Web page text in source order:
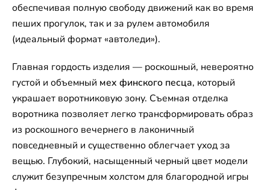
обеспечивая полную свободу движений как во время
пеших прогулок, так и за рулем автомобиля
(идеальный формат «автоледи»).
Главная гордость изделия — роскошный, невероятно
густой и объемный мех финского песца, который
украшает воротниковую зону. Съемная отделка
воротника позволяет легко трансформировать образ
из роскошного вечернего в лаконичный
повседневный и существенно облегчает уход за
вещью. Глубокий, насыщенный черный цвет модели
служит безупречным холстом для благородной игры